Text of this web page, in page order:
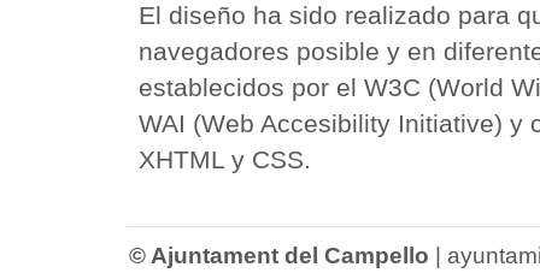
El diseño ha sido realizado para
navegadores posible y en
establecidos por el W3C (World
WAI (Web Accesibility Initiative) y
XHTML y CSS.
© Ajuntament del Campello